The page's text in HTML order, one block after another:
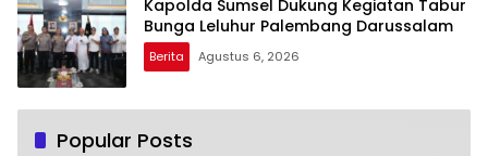
Kapolda Sumsel Dukung Kegiatan Tabur
Bunga Leluhur Palembang Darussalam
Berita Agustus 6, 2026
Popular Posts